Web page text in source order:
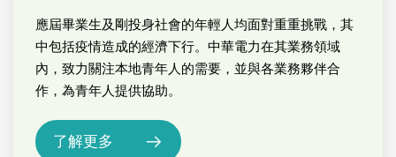
應屆畢業生及剛投身社會的年輕人均面對重重挑戰，其
中包括疫情造成的經濟下行。中華電力在其業務領域
內，致力關注本地青年人的需要，並與各業務夥伴合
作，為青年人提供協助。
了解更多